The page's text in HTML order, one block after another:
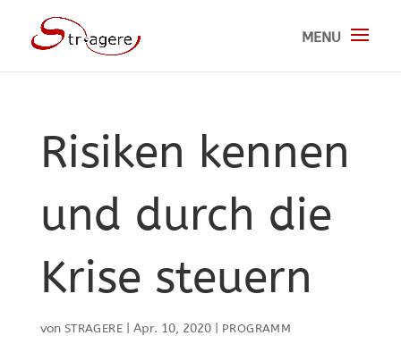
Risiken kennen
und durch die
Krise steuern
von STRAGERE Apr. 10, 2020 PROGRAMM